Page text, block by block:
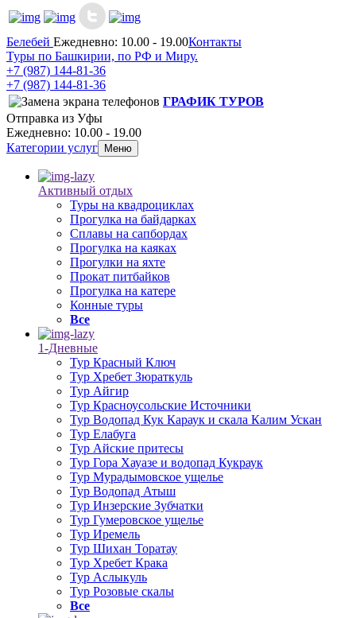
Белебей Ежедневно: 10.00 - 19.00Контакты
Туры по Башкирии, по РФ и Миру.
+7 (987) 144-81-36
+7 (987) 144-81-36
ГРАФИК ТУРОВ
Отправка из Уфы
Ежедневно: 10.00 - 19.00
Категории услуг
Меню
Активный отдых
Туры на квадроциклах
Прогулка на байдарках
Сплавы на сапбордах
Прогулка на каяках
Прогулки на яхте
Прокат питбайков
Прогулка на катере
Конные туры
Все
1-Дневные
Тур Красный Ключ
Тур Хребет Зюраткуль
Тур Айгир
Тур Красноусольские Источники
Тур Водопад Кук Караук и скала Калим Ускан
Тур Елабуга
Тур Айские притесы
Тур Гора Хауазе и водопад Кукраук
Тур Мурадымовское ущелье
Тур Водопад Атыш
Тур Инзерские Зубчатки
Тур Гумеровское ущелье
Тур Иремель
Тур Шихан Торатау
Тур Хребет Крака
Тур Аслыкуль
Тур Розовые скалы
Все